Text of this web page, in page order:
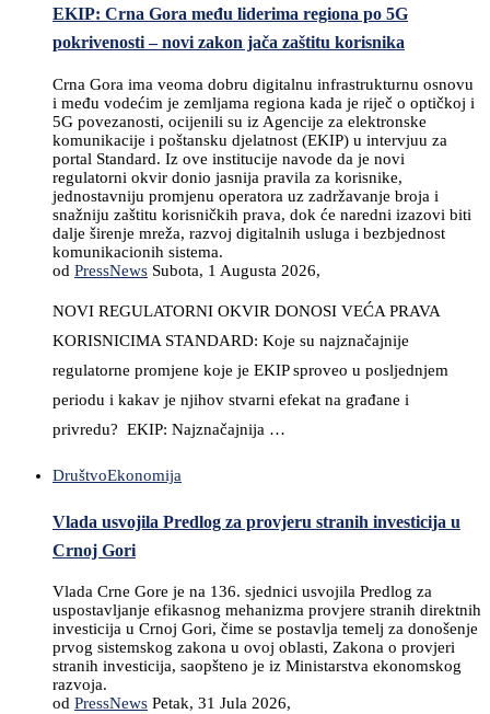
EKIP: Crna Gora među liderima regiona po 5G
pokrivenosti – novi zakon jača zaštitu korisnika
Crna Gora ima veoma dobru digitalnu infrastrukturnu osnovu
i među vodećim je zemljama regiona kada je riječ o optičkoj i
5G povezanosti, ocijenili su iz Agencije za elektronske
komunikacije i poštansku djelatnost (EKIP) u intervjuu za
portal Standard. Iz ove institucije navode da je novi
regulatorni okvir donio jasnija pravila za korisnike,
jednostavniju promjenu operatora uz zadržavanje broja i
snažniju zaštitu korisničkih prava, dok će naredni izazovi biti
dalje širenje mreža, razvoj digitalnih usluga i bezbjednost
komunikacionih sistema.
od PressNews Subota, 1 Augusta 2026,
NOVI REGULATORNI OKVIR DONOSI VEĆA PRAVA
KORISNICIMA STANDARD: Koje su najznačajnije
regulatorne promjene koje je EKIP sproveo u posljednjem
periodu i kakav je njihov stvarni efekat na građane i
privredu? EKIP: Najznačajnija …
DruštvoEkonomija
Vlada usvojila Predlog za provjeru stranih investicija u
Crnoj Gori
Vlada Crne Gore je na 136. sjednici usvojila Predlog za
uspostavljanje efikasnog mehanizma provjere stranih direktnih
investicija u Crnoj Gori, čime se postavlja temelj za donošenje
prvog sistemskog zakona u ovoj oblasti, Zakona o provjeri
stranih investicija, saopšteno je iz Ministarstva ekonomskog
razvoja.
od PressNews Petak, 31 Jula 2026,